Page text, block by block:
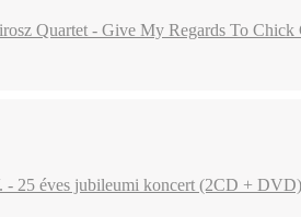
Quartet - Give My Regards To
25 éves jubileumi koncert (2CD + DVD)